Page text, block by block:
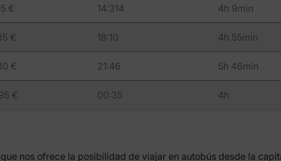
€ 14:314 4h 9min
€ 18:10 4h 55min
€ 21:46 5h 46min
€ 00:35 4h
nos ofrece la posibilidad de viajar en autobús desde la